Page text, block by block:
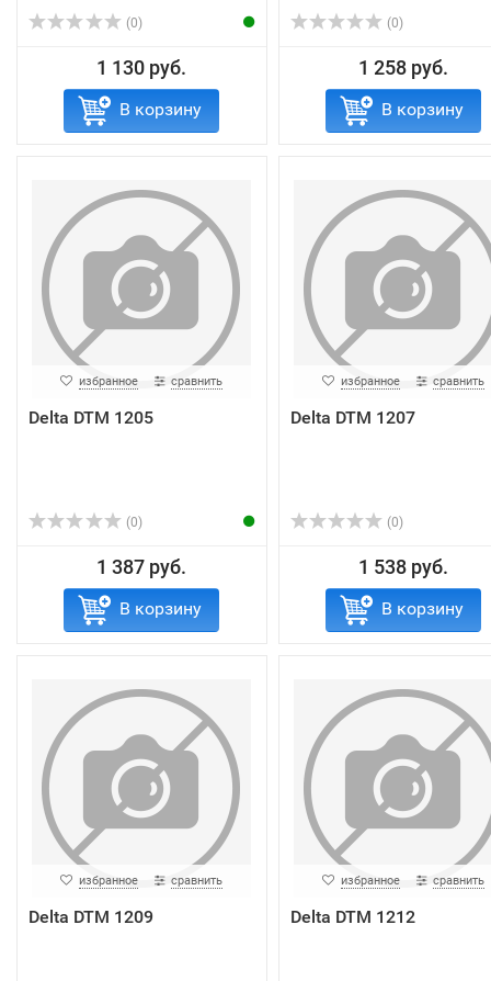
(0)
1 130 руб.
В корзину
(0)
1 258 руб.
В корзину
избранное сравнить
Delta DTM 1205
(0)
1 387 руб.
В корзину
избранное сравнить
Delta DTM 1207
(0)
1 538 руб.
В корзину
избранное сравнить
Delta DTM 1209
избранное сравнить
Delta DTM 1212